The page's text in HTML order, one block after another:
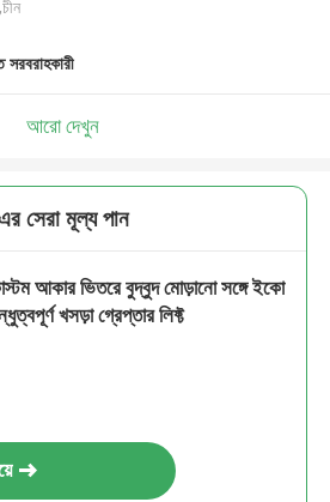
সরবরাহকারী
আরো দেখুন
সেরা মূল্য পান
আকার ভিতরে বুদ্বুদ মোড়ানো সঙ্গে ইকো
খসড়া গ্রেপ্তার লিফ্ট